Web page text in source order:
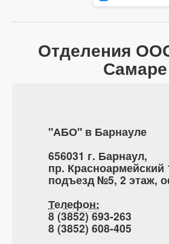
Отделения
Самаре
"АБО" в Барнауле
656031 г. Барнаул,
пр. Красноармейский
подъезд №5, 2 этаж,
Телефон:
8 (3852) 693-263
8 (3852) 608-405